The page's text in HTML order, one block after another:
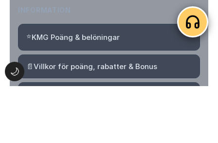
🌙
⭐KMG Poäng & belöningar
📄Villkor för poäng, rabatter & Bonus